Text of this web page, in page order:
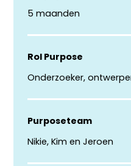
5 maanden
Rol Purpose
Onderzoeker,
Purposeteam
Nikie, Kim en Jeroen